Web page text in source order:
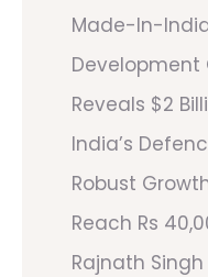
Made-In-
Development
Reveals $2
India’s
Robust
Reach Rs
Rajnath Singh